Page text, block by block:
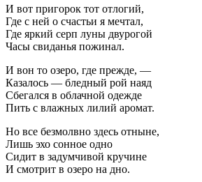
И вот пригорок тот отлогий,
Где с ней о счастьи я мечтал,
Где яркий серп луны двурогой
Часы свиданья пожинал.
И вон то озеро, где прежде, —
Казалось — бледный рой наяд
Сбегался в облачной одежде
Пить с влажных лилий аромат.
Но все безмолвно здесь отныне,
Лишь эхо сонное одно
Сидит в задумчивой кручине
И смотрит в озеро на дно.